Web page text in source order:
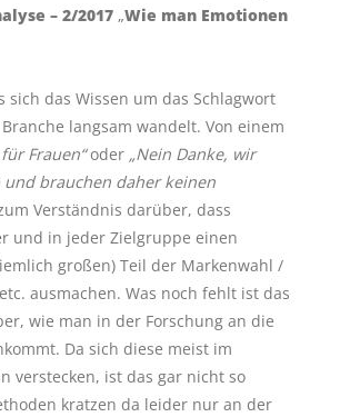
– 2/2017 „Wie man Emotionen
sich das Wissen um das Schlagwort
langsam wandelt. Von einem
Frauen“oder „Nein Danke, wir
brauchen daher keinen
Verständnis darüber, dass
und in jeder Zielgruppe einen
großen) Teil der Markenwahl /
ausmachen. Was noch fehlt ist das
wie man in der Forschung an die
Da sich diese meist im
verstecken, ist das gar nicht so
kratzen da leider nur an der